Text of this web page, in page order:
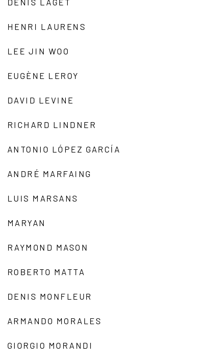
HENRI LAURENS
LEE JIN WOO
EUGÈNE LEROY
DAVID LEVINE
RICHARD LINDNER
ANTONIO LÓPEZ GARCÍA
ANDRÉ MARFAING
LUIS MARSANS
MARYAN
RAYMOND MASON
ROBERTO MATTA
DENIS MONFLEUR
ARMANDO MORALES
GIORGIO MORANDI